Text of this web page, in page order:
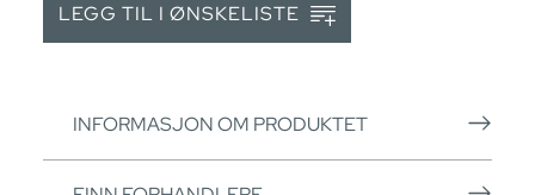
LEGG TIL I ØNSKELISTE
INFORMASJON OM PRODUKTET